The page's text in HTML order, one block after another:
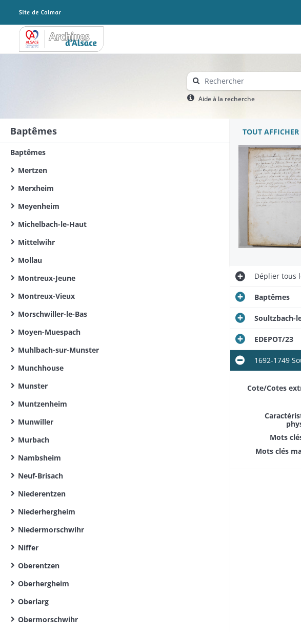
Archives Alsace - Colmar
Aide à la recherche
Baptêmes
Baptêmes
Mertzen
Merxheim
Meyenheim
Michelbach-le-Haut
Mittelwihr
Mollau
Montreux-Jeune
Montreux-Vieux
Morschwiller-le-Bas
Moyen-Muespach
Muhlbach-sur-Munster
Munchhouse
Munster
Muntzenheim
Munwiller
Murbach
Nambsheim
Neuf-Brisach
Niederentzen
Niederhergheim
Niedermorschwihr
Niffer
Oberentzen
Oberhergheim
Oberlarg
Obermorschwihr
TOUT AFFICHER
Dépliertous
Baptêmes
Soultzbach-
EDEPOT/23
1692-1749
Cote/Cotes
Mots
Mots clés